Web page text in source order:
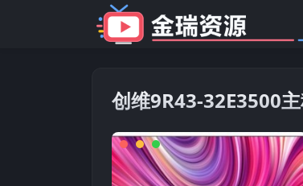
创维9R43-32E3500